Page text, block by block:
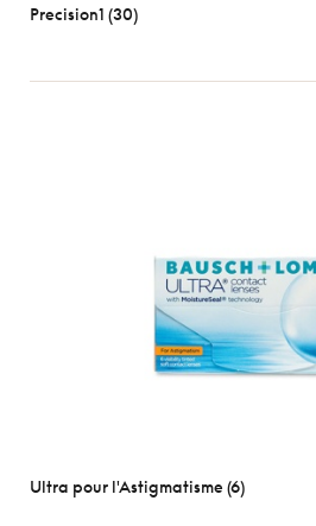
Precision1 (30)
Ultra pour l'Astigmatisme (6)